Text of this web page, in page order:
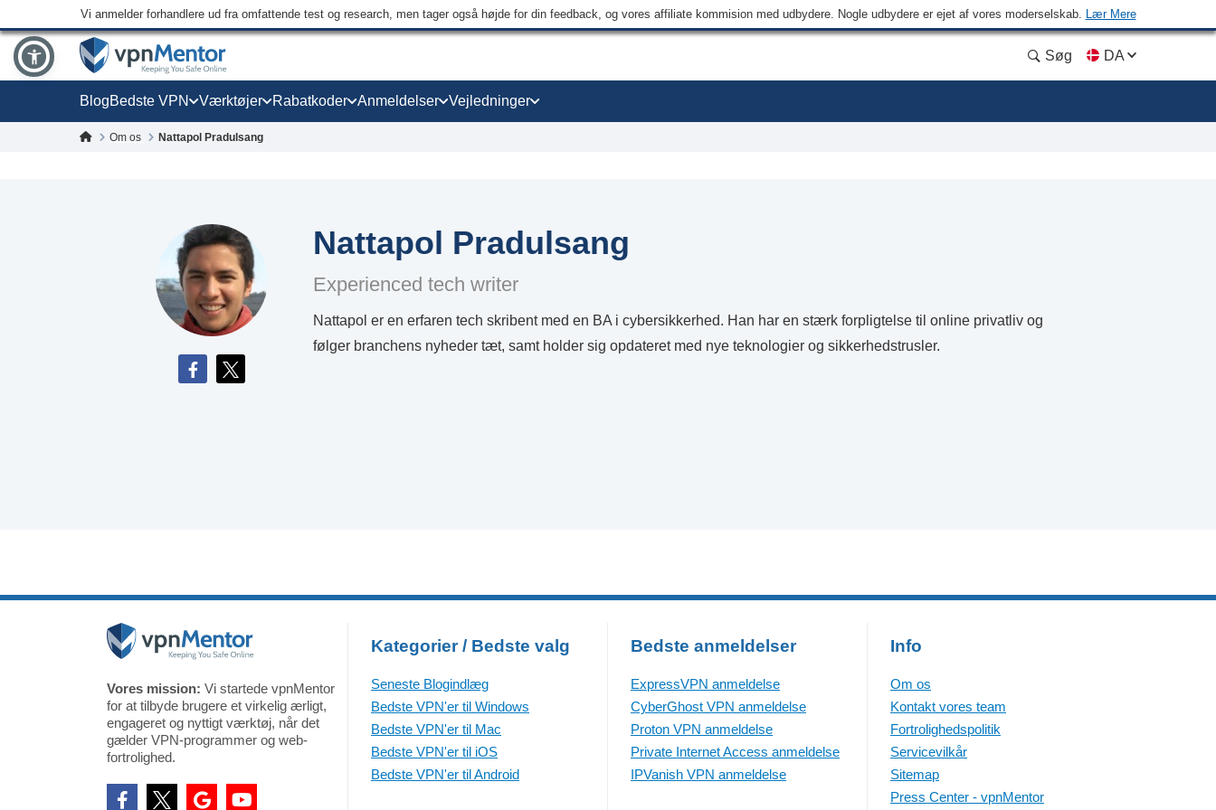
Vi anmelder forhandlere ud fra omfattende test og research, men tager også højde for din feedback, og vores affiliate kommision med udbydere. Nogle udbydere er ejet af vores moderselskab. Lær Mere
Søg DA
BlogBedste VPN Værktøjer Rabatkoder Anmeldelser Vejledninger
Om os Nattapol Pradulsang
Nattapol Pradulsang
Experienced tech writer
Nattapol er en erfaren tech skribent med en BA i cybersikkerhed. Han har en stærk forpligtelse til online privatliv og
følger branchens nyheder tæt, samt holder sig opdateret med nye teknologier og sikkerhedstrusler.
Vores mission: Vi startede vpnMentor
for at tilbyde brugere et virkelig ærligt,
engageret og nyttigt værktøj, når det
gælder VPN-programmer og web-
fortrolighed.
Kategorier / Bedste valg
Seneste Blogindlæg
Bedste VPN'er til Windows
Bedste VPN'er til Mac
Bedste VPN'er til iOS
Bedste VPN'er til Android
Bedste anmeldelser
ExpressVPN anmeldelse
CyberGhost VPN anmeldelse
Proton VPN anmeldelse
Private Internet Access anmeldelse
IPVanish VPN anmeldelse
Info
Om os
Kontakt vores team
Fortrolighedspolitik
Servicevilkår
Sitemap
Press Center - vpnMentor